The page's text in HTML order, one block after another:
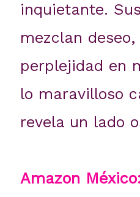
inquietante.
mezclan
perplejidad en
lo maravilloso
revela un lado
Amazon